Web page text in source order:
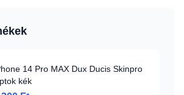
14 Pro MAX Dux Ducis Skinpro
kék